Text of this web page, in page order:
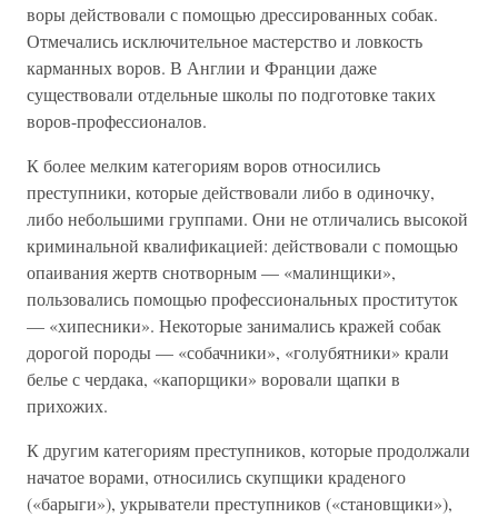
воры действовали с помощью дрессированных собак.
Отмечались исключительное мастерство и ловкость
карманных воров. В Англии и Франции даже
существовали отдельные школы по подготовке таких
воров-профессионалов.
К более мелким категориям воров относились
преступники, которые действовали либо в одиночку,
либо небольшими группами. Они не отличались высокой
криминальной квалификацией: действовали с помощью
опаивания жертв снотворным — «малинщики»,
пользовались помощью профессиональных проституток
— «хипесники». Некоторые занимались кражей собак
дорогой породы — «собачники», «голубятники» крали
белье с чердака, «капорщики» воровали щапки в
прихожих.
К другим категориям преступников, которые продолжали
начатое ворами, относились скупщики краденого
(«барыги»), укрыватели преступников («становщики»),